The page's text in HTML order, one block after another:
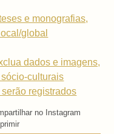
e monografias,
global
dados e imagens,
culturais
registrados
no Instagram